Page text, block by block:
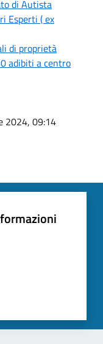
di Autista
Esperti ( ex
di proprietà
adibiti a centro
2024, 09:14